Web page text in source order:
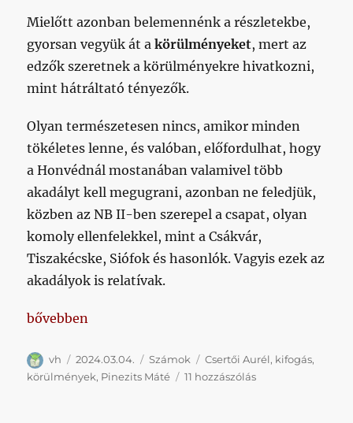
Mielőtt azonban belemennénk a részletekbe,
gyorsan vegyük át akörülményeket, mert az
edzők szeretnek a körülményekre hivatkozni,
mint hátráltató tényezők.
Olyan természetesen nincs, amikor minden
tökéletes lenne, és valóban, előfordulhat, hogy
a Honvédnál mostanában valamivel több
akadályt kell megugrani, azonban ne feledjük,
közben az NB II-ben szerepel a csapat, olyan
komoly ellenfelekkel, mint a Csákvár,
Tiszakécske, Siófok és hasonlók. Vagyis ezek az
akadályok is relatívak.
„Gondoltátok volna? Volt lejjebb!”
bővebben
Szerző
vh Közzétéve
2024.03.04. Kategória
Számok Címke
Csertői Aurél, kifogás,
körülmények, Pinezits Máté 11 hozzászólásGondoltátok